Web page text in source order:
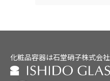
化粧品容器は石堂硝子株式会社